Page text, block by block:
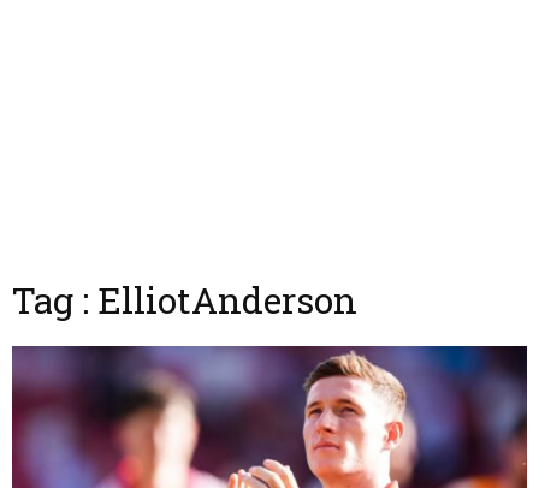
Tag : ElliotAnderson